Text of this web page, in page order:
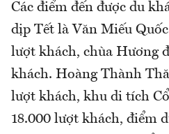
Các điểm đến được du
dịp Tết là Văn Miếu
lượt khách, chùa Hương
khách. Hoàng Thành
lượt khách, khu di tích
18.000 lượt khách, điểm